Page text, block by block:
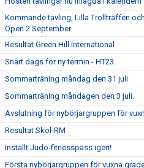
Kommande tävling, Lilla Trollträffen
Open 2 September
Resultat Green Hill International
Snart dags för ny termin - HT23
Sommarträning måndag den 31 juli
Sommarträning måndagen den 3 juli.
Avslutning för nybörjargruppen för
Resultat Skol-RM
Inställt Judo-fitnesspass igen!
Första nybörjargruppen för vuxna